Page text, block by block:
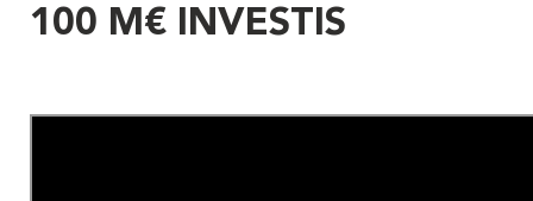
100 M€ INVESTIS